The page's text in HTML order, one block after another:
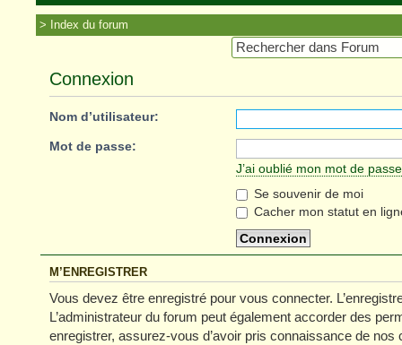
Index du forum
Connexion
Nom d’utilisateur:
Mot de passe:
J’ai oublié mon mot de passe
Se souvenir de moi
Cacher mon statut en
M’ENREGISTRER
Vous devez être enregistré pour vous connecter.
L’administrateur du forum peut également accorder des
enregistrer, assurez-vous d’avoir pris connaissance de